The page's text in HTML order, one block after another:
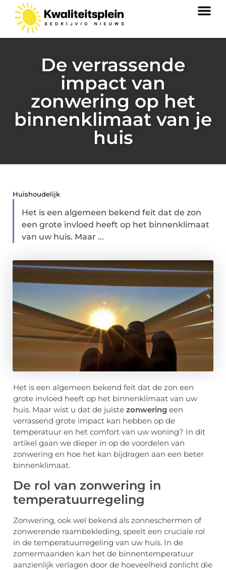
De verrassende
impact van
zonwering op het
binnenklimaat van je
huis
Huishoudelijk
Het is een algemeen bekend feit dat de zon
een grote invloed heeft op het binnenklimaat
van uw huis. Maar ...
Het is een algemeen bekend feit dat de zon een
grote invloed heeft op het binnenklimaat van uw
huis. Maar wist u dat de juiste zonwering een
verrassend grote impact kan hebben op de
temperatuur en het comfort van uw woning? In dit
artikel gaan we dieper in op de voordelen van
zonwering en hoe het kan bijdragen aan een beter
binnenklimaat.
De rol van zonwering in
temperatuurregeling
Zonwering, ook wel bekend als zonneschermen of
zonwerende raambekleding, speelt een cruciale rol
in de temperatuurregeling van uw huis. In de
zomermaanden kan het de binnentemperatuur
aanzienlijk verlagen door de hoeveelheid zonlicht die